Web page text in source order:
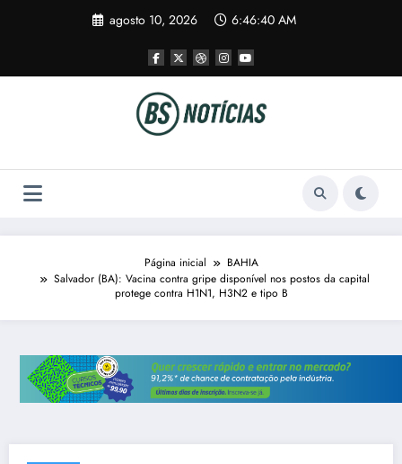
agosto 10, 2026 6:46:41 AM
Página inicial
BAHIA
Salvador (BA): Vacina contra gripe disponível nos postos da capital
protege contra H1N1, H3N2 e tipo B